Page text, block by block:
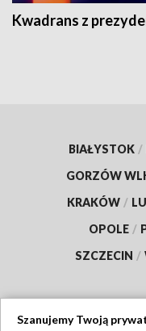
Kwadrans z
BIAŁYSTOK /
GORZÓW
KRAKÓW /
OPOLE /
SZCZECIN /
Szanujemy Twoją